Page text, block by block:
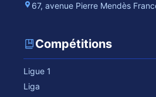
67, avenue Pierre Mendès
Compétitions
Ligue 1
Liga